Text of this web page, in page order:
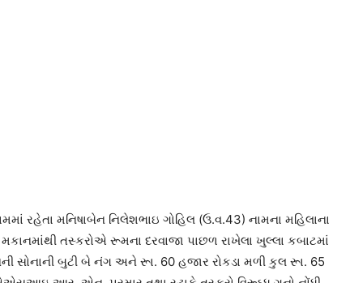
રહેતા મનિષાબેન નિલેશભાઇ ગોહિલ (ઉ.વ.43) નામના મહિલાના
તસ્કરોએ રૂમના દરવાજા પાછળ રાખેલા ખુલ્લા કબાટમાં
સોનાની બુટી બે નંગ અને રૂા. 60 હજાર રોકડા મળી કુલ રૂા. 65